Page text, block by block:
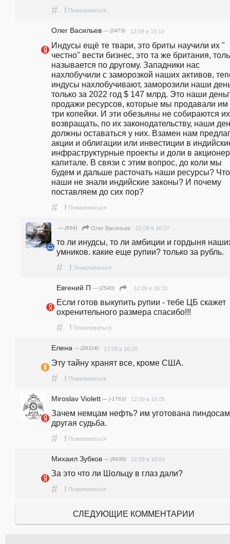
# ! Пожаловаться
Олег Васильев — (2473) 12.09 в 16:10
Индусы ещё те твари, это бриты научили их "
честно" вести бизнес, это та же британия,
называется по другому. Западники нас
нахлобучили с заморозкой наших активов,
индусы нахлобучивают, заморозили наши
только за 2022 год $ 147 млрд. Это наши
продажи ресурсов, которые мы продавали им
три копейки. И эти обезьяны не собираются их
возвращать, по их законодательству, наши
должны оставаться у них. Взамен нам
акции и облигации или инвестиции в
инфраструктурные проекты и доли в
капитале. В связи с этим вопрос, до коли мы
будем и дальше расточать наши ресурсы? Что
наши не знали индийские законы? И почему
поставляем до сих пор?
# ! Пожаловаться
— (594) Олег Васильев 12.09 в 16:27
то ли инудсы, то ли амбиции и гордыня
умников. какие еще рупии? только за рубль.
# ! Пожаловаться
Евгений П — (2540) 12.09 в 16:33
Если готов выкупить рупии - тебе ЦБ скажет
охренительного размера спасибо!!!
# ! Пожаловаться
Елена — (26114) 12.09 в 16:10
Эту тайну хранят все, кроме США.
# ! Пожаловаться
Miroslav Violett — (-1763) 12.09 в 16:05
Зачем немцам нефть? им уготована
другая судьба.
# ! Пожаловаться
Михаил Зубков — (9930) 12.09 в 16:04
За это что ли Шольцу в глаз дали?
# ! Пожаловаться
СЛЕДУЮЩИЕ КОММЕНТАРИИ